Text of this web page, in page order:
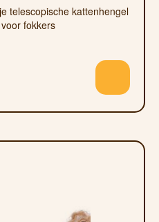
telescopische kattenhengel
fokkers